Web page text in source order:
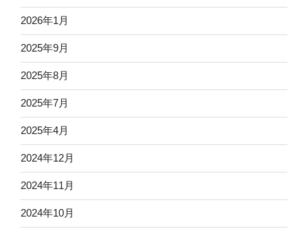
2026年1月
2025年9月
2025年8月
2025年7月
2025年4月
2024年12月
2024年11月
2024年10月